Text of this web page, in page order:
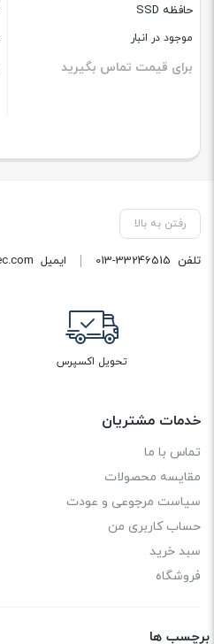
حافظه SSD
موجود در انبار
برای قیمت تماس بگیرید
رفتن به بالا
تلفن 013-33246515 ایمیل
تحویل اکسپرس
خدمات مشتریان
تماس با ما
مقایسه محصولات
سیاست مرجوعی و عودت
حساب کاربری من
سبد خرید
فروشگاه
برچسب ها